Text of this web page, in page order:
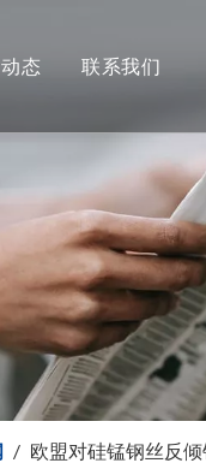
态 联系我们
/ 欧盟对硅锰钢丝反